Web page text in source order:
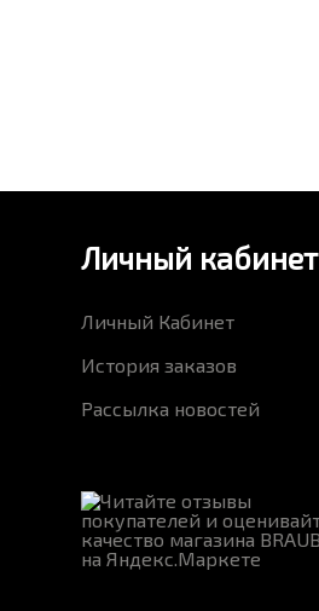
Личный кабинет
Личный Кабинет
История заказов
Рассылка новостей